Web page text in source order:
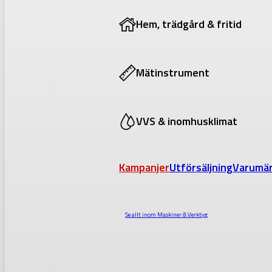
Hem, trädgård & fritid
Mätinstrument
VVS & inomhusklimat
KampanjerUtförsäljning
Se allt inom Maskiner & Verktyg